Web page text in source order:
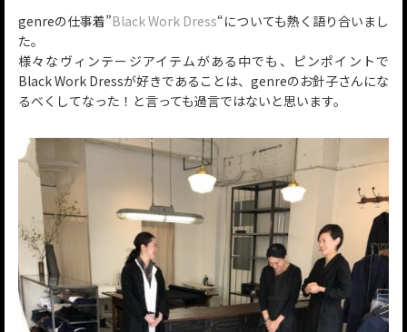
genreの仕事着”Black Work Dress“についても熱く語り合いまし
た。
様々なヴィンテージアイテムがある中でも、ピンポイントで
Black Work Dressが好きであることは、genreのお針子さんにな
るべくしてなった！と言っても過言ではないと思います。